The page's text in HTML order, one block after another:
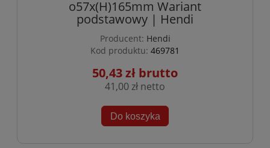
o57x(H)165mm Wariant
podstawowy | Hendi
Producent: Hendi
Kod produktu: 469781
50,43 zł
41,00 zł
Do koszyka